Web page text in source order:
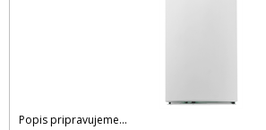
Popis pripravujeme...